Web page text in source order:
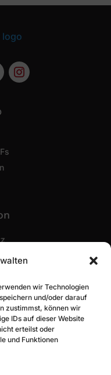
wir Technologien
und/oder darauf
zustimmst, können wir
IDs auf dieser Website
erteilst oder
und Funktionen